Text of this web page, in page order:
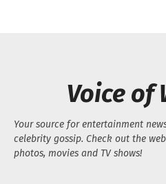
Voice of
Your source for entertainment
celebrity gossip. Check out the
photos, movies and TV shows!